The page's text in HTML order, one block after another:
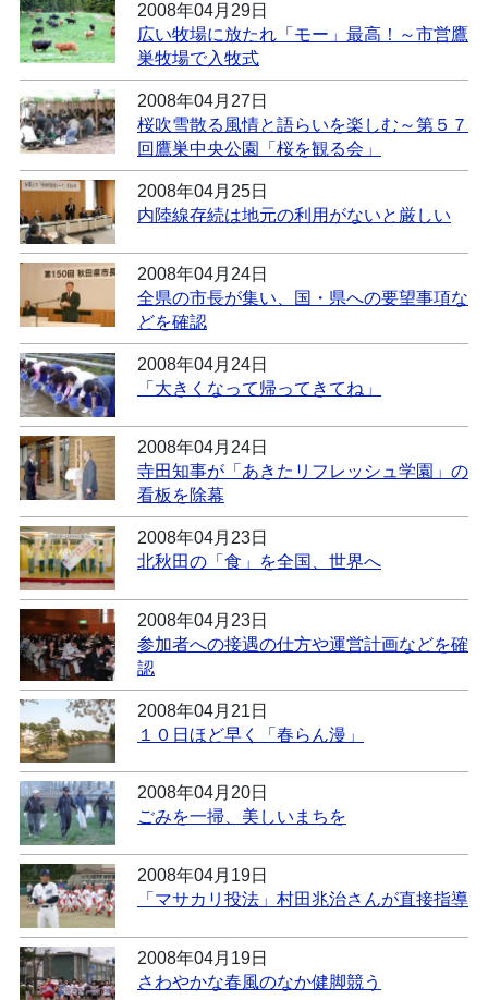
2008年04月29日
広い牧場に放たれ「モー」最高！～市営鷹
巣牧場で入牧式
2008年04月27日
桜吹雪散る風情と語らいを楽しむ～第５７
回鷹巣中央公園「桜を観る会」
2008年04月25日
内陸線存続は地元の利用がないと厳しい
2008年04月24日
全県の市長が集い、国・県への要望事項な
どを確認
2008年04月24日
「大きくなって帰ってきてね」
2008年04月24日
寺田知事が「あきたリフレッシュ学園」の
看板を除幕
2008年04月23日
北秋田の「食」を全国、世界へ
2008年04月23日
参加者への接遇の仕方や運営計画などを確
認
2008年04月21日
１０日ほど早く「春らん漫」
2008年04月20日
ごみを一掃、美しいまちを
2008年04月19日
「マサカリ投法」村田兆治さんが直接指導
2008年04月19日
さわやかな春風のなか健脚競う